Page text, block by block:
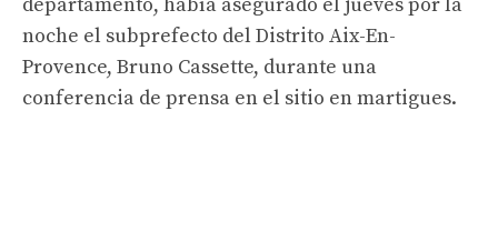
noche el subprefecto del Distrito Aix-En-
Provence, Bruno Cassette, durante una
conferencia de prensa en el sitio en martigues.